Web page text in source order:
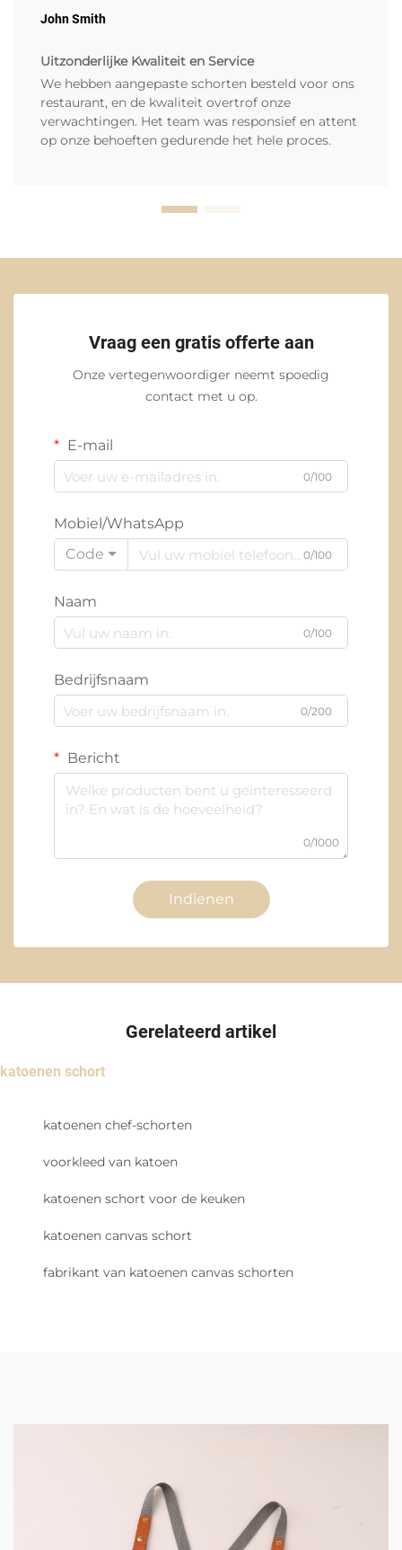
John Smith
Uitzonderlijke Kwaliteit en Service
We hebben aangepaste schorten besteld voor ons
restaurant, en de kwaliteit overtrof onze
verwachtingen. Het team was responsief en attent
op onze behoeften gedurende het hele proces.
Vraag een gratis offerte aan
Onze vertegenwoordiger neemt spoedig
contact met u op.
E-mail
0/100
Mobiel/WhatsApp
Code
0/100
Naam
0/100
Bedrijfsnaam
0/200
Bericht
0/1000
Indienen
Gerelateerd artikel
katoenen schort
katoenen chef-schorten
voorkleed van katoen
katoenen schort voor de keuken
katoenen canvas schort
fabrikant van katoenen canvas schorten